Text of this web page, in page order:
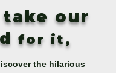
our
for it,
the hilarious